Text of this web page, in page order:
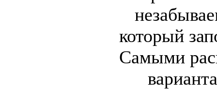
который
Самыми